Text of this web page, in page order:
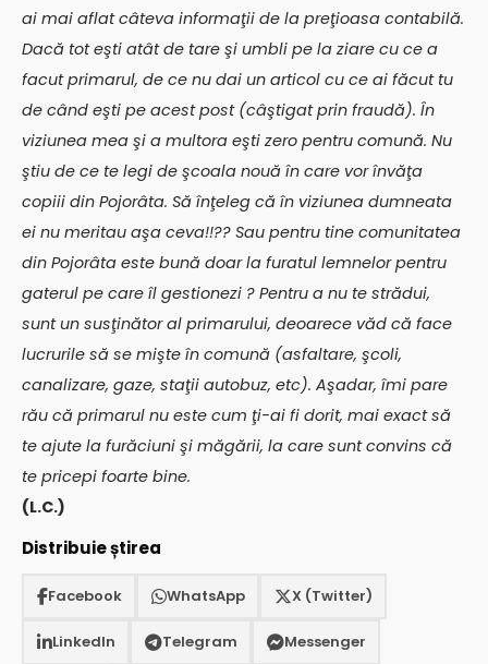
ai mai aflat câteva informaţii de la preţioasa contabilă.
Dacă tot eşti atât de tare şi umbli pe la ziare cu ce a
facut primarul, de ce nu dai un articol cu ce ai făcut tu
de când eşti pe acest post (câştigat prin fraudă). În
viziunea mea şi a multora eşti zero pentru comună. Nu
ştiu de ce te legi de şcoala nouă în care vor învăţa
copiii din Pojorâta. Să înţeleg că în viziunea dumneata
ei nu meritau aşa ceva!!?? Sau pentru tine comunitatea
din Pojorâta este bună doar la furatul lemnelor pentru
gaterul pe care îl gestionezi ? Pentru a nu te strădui,
sunt un susţinător al primarului, deoarece văd că face
lucrurile să se mişte în comună (asfaltare, şcoli,
canalizare, gaze, staţii autobuz, etc). Aşadar, îmi pare
rău că primarul nu este cum ţi-ai fi dorit, mai exact să
te ajute la furăciuni şi măgării, la care sunt convins că
te pricepi foarte bine.
(L.C.)
Distribuie știrea
Facebook WhatsApp X (Twitter)
LinkedIn Telegram Messenger